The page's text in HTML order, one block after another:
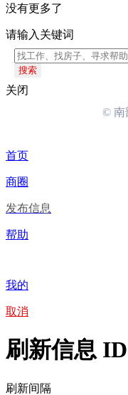
没有更多了
请输入关键词
搜索
关闭
© 南
首页
商圈
发布信息
帮助
我的
取消
刷新信息
刷新间隔